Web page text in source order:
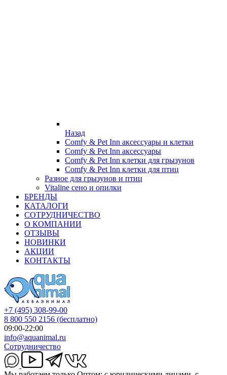
Назад
Comfy & Pet Inn аксессуары и клетки
Comfy & Pet Inn аксессуары
Comfy & Pet Inn клетки для грызунов
Comfy & Pet Inn клетки для птиц
Разное для грызунов и птиц
Vitaline сено и опилки
БРЕНДЫ
КАТАЛОГИ
СОТРУДНИЧЕСТВО
О КОМПАНИИ
ОТЗЫВЫ
НОВИНКИ
АКЦИИ
КОНТАКТЫ
+7 (495) 308-99-00
8 800 550 2156 (бесплатно)
09:00-22:00
info@aquanimal.ru
Сотрудничество